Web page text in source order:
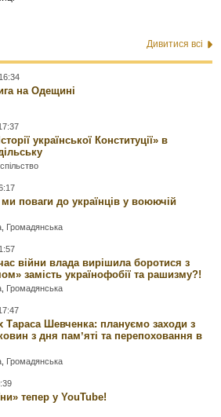
Дивитися всі
на Одещині
української Конституції» в
поваги до українців у воюючій
Громадянська
війни влада вирішила боротися з
замість українофобії та рашизму?!
Громадянська
Тараса Шевченка: плануємо заходи з
з дня памʼяті та перепоховання в
Громадянська
тепер у YouTube!